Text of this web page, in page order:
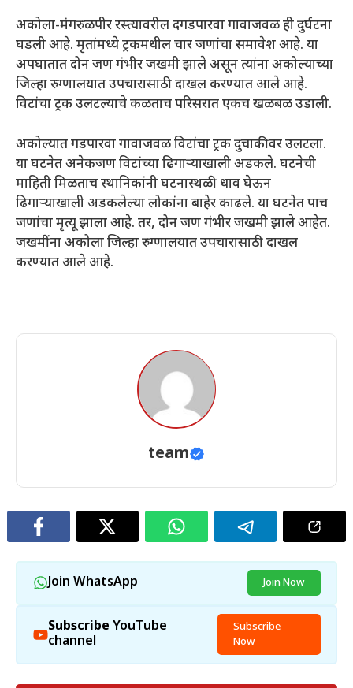
अकोला-मंगरुळपीर रस्त्यावरील दगडपारवा गावाजवळ ही दुर्घटना
घडली आहे. मृतांमध्ये ट्रकमधील चार जणांचा समावेश आहे. या
अपघातात दोन जण गंभीर जखमी झाले असून त्यांना अकोल्याच्या
जिल्हा रुग्णालयात उपचारासाठी दाखल करण्यात आले आहे.
विटांचा ट्रक उलटल्याचे कळताच परिसरात एकच खळबळ उडाली.
अकोल्यात गडपारवा गावाजवळ विटांचा ट्रक दुचाकीवर उलटला.
या घटनेत अनेकजण विटांच्या ढिगाऱ्याखाली अडकले. घटनेची
माहिती मिळताच स्थानिकांनी घटनास्थळी धाव घेऊन
ढिगाऱ्याखाली अडकलेल्या लोकांना बाहेर काढले. या घटनेत पाच
जणांचा मृत्यू झाला आहे. तर, दोन जण गंभीर जखमी झाले आहेत.
जखमींना अकोला जिल्हा रुग्णालयात उपचारासाठी दाखल
करण्यात आले आहे.
team
Join WhatsApp Join Now
Subscribe YouTube
channel
Subscribe
Now